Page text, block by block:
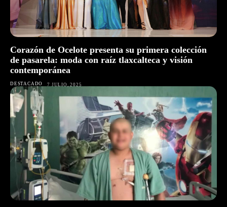
Corazón de Ocelote presenta su primera colección
de pasarela: moda con raíz tlaxcalteca y visión
contemporánea
DESTACADO 7 JULIO, 2025